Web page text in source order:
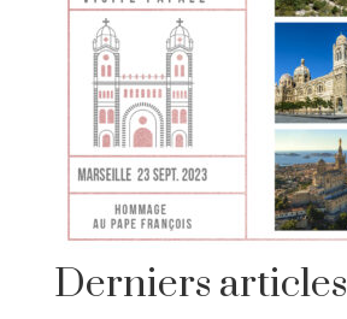
Derniers articles